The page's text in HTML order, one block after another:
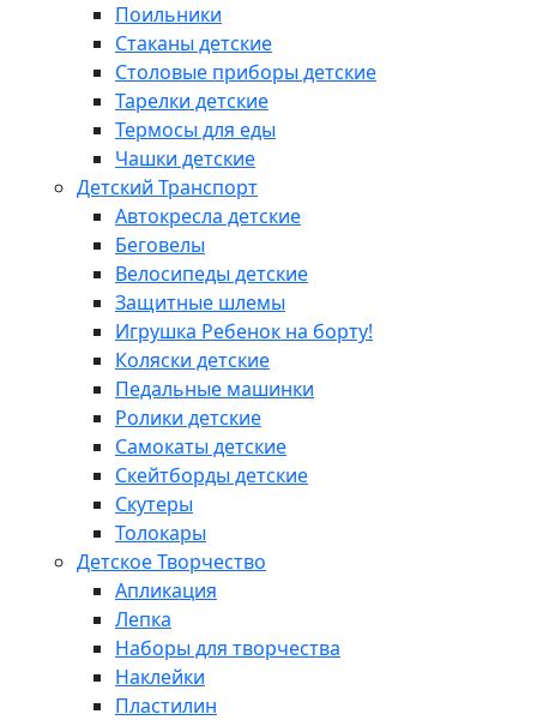
Поильники
Стаканы детские
Столовые приборы детские
Тарелки детские
Термосы для еды
Чашки детские
Детский Транспорт
Автокресла детские
Беговелы
Велосипеды детские
Защитные шлемы
Игрушка Ребенок на борту!
Коляски детские
Педальные машинки
Ролики детские
Самокаты детские
Скейтборды детские
Скутеры
Толокары
Детское Творчество
Апликация
Лепка
Наборы для творчества
Наклейки
Пластилин